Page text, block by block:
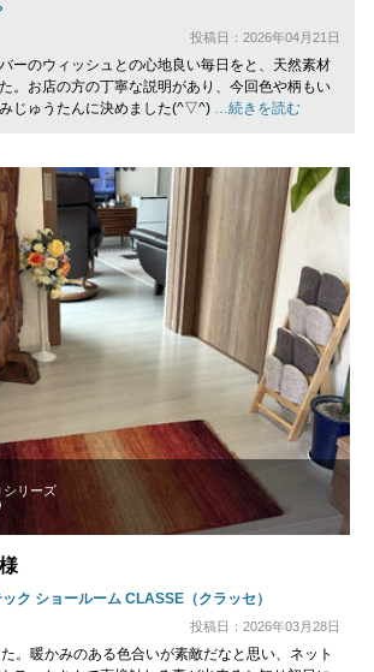
投稿日：2026年04月21日
ーのウィッシュとの心地良い毎日をと、天然素材
。お店の方の丁寧な説明があり、今回色や柄もい
じゅうたんに決めました(^▽^) …続きを読む
シリーズ
ク ショールーム CLASSE（クラッセ）
投稿日：2026年03月28日
。暖かみのある色合いが素敵だなと思い、ネット